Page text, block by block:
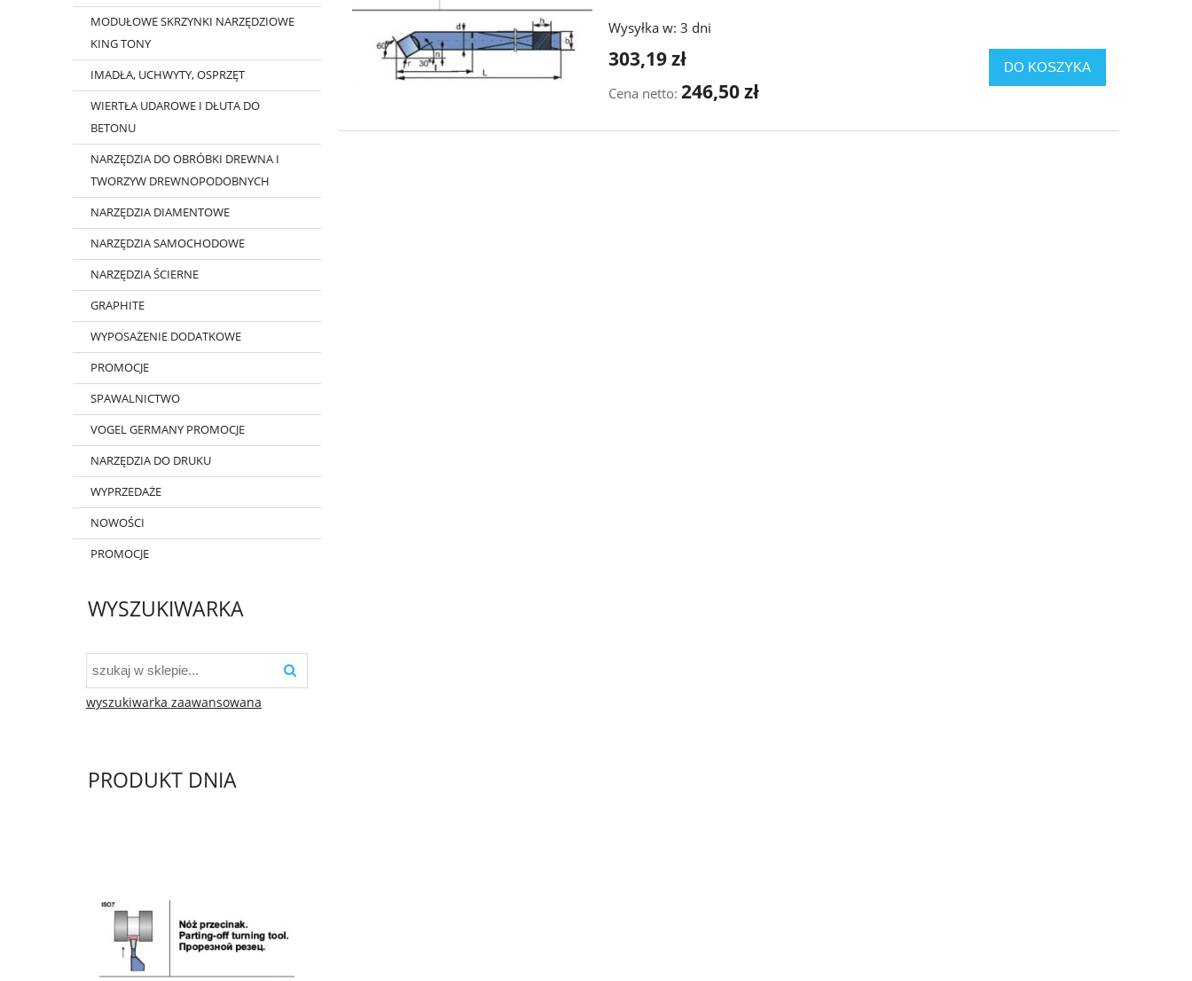
MODUŁOWE SKRZYNKI NARZĘDZIOWE
KING TONY
IMADŁA, UCHWYTY, OSPRZĘT
WIERTŁA UDAROWE I DŁUTA DO
BETONU
NARZĘDZIA DO OBRÓBKI DREWNA I
TWORZYW DREWNOPODOBNYCH
NARZĘDZIA DIAMENTOWE
NARZĘDZIA SAMOCHODOWE
NARZĘDZIA ŚCIERNE
GRAPHITE
WYPOSAŻENIE DODATKOWE
PROMOCJE
SPAWALNICTWO
VOGEL GERMANY PROMOCJE
NARZĘDZIA DO DRUKU
WYPRZEDAŻE
NOWOŚCI
PROMOCJE
WYSZUKIWARKA
wyszukiwarka zaawansowana
PRODUKT DNIA
Wysyłka w: 3 dni
303,19 zł
Cena netto:246,50 zł
DO KOSZYKA